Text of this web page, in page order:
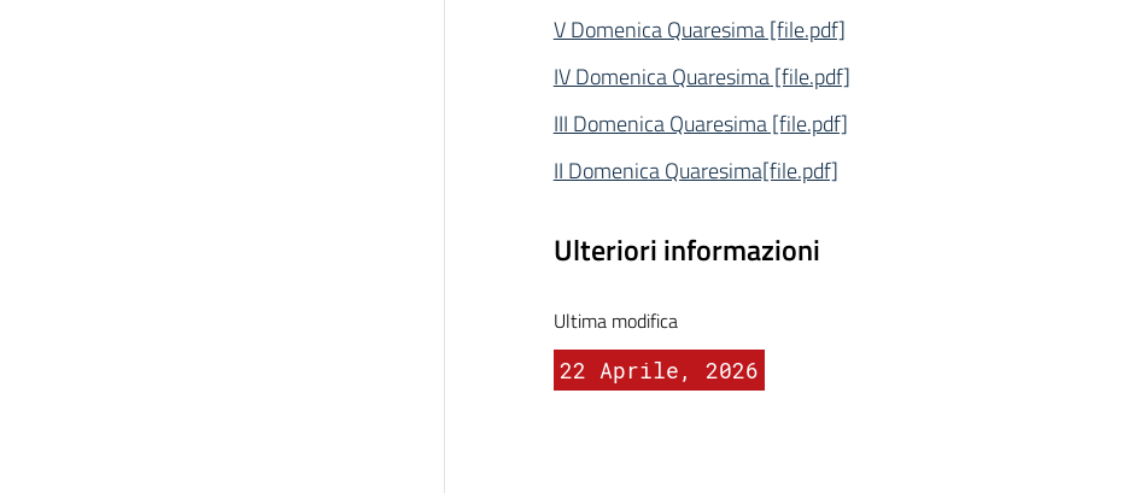
V Domenica Quaresima [file.pdf]
IV Domenica Quaresima [file.pdf]
III Domenica Quaresima [file.pdf]
II Domenica Quaresima[file.pdf]
Ulteriori informazioni
Ultima modifica
22 Aprile, 2026